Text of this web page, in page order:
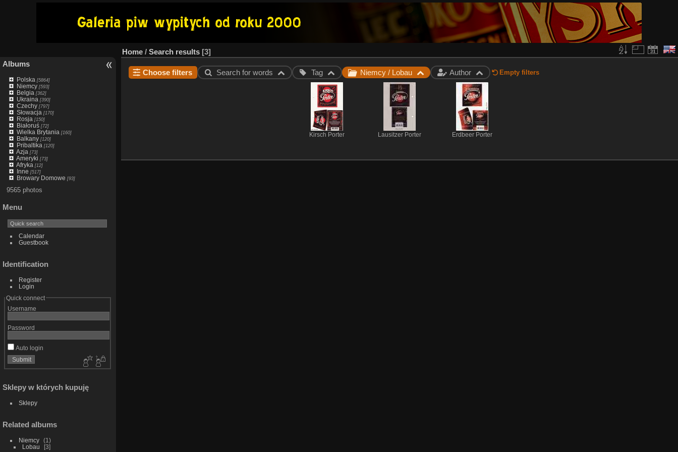
Albums
Polska [5864]
Niemcy[593]
Belgia [362]
Ukraina [390]
Czechy[797]
Słowacja [170]
Rosja [150]
Białoruś[72]
Wielka Brytania [160]
Balkany[120]
Pribaltika [120]
Azja [73]
Ameryki [73]
Afryka [12]
Inne [517]
Browary Domowe [93]
9565 photos
Menu
Calendar
Guestbook
Identification
Register
Login
Quick connect
Username
Password
Auto login
Sklepy w których kupuję
Sklepy
Related albums
Niemcy
1
Lobau
3
Home / Search results 3
Choose filters Search for words Tag Niemcy / Lobau Author Empty filters
Kirsch Porter Lausitzer Porter Erdbeer Porter